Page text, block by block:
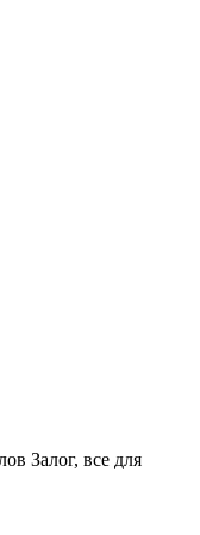
Залог, все для